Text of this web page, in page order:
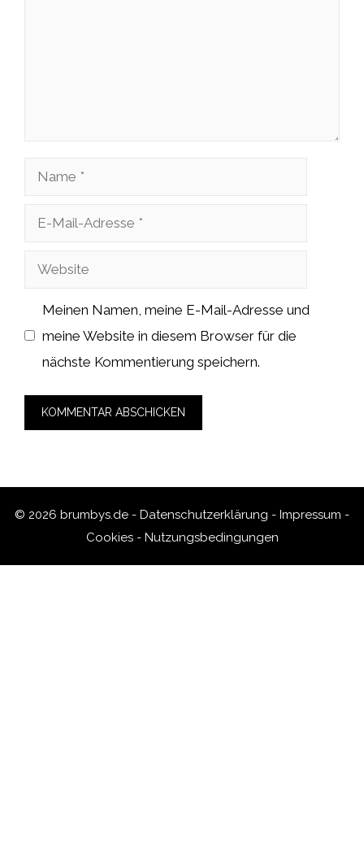
Name
Adresse
Website
Meinen Namen, meine E-Mail-Adresse und
meine Website in diesem Browser für die
nächste Kommentierung speichern.
© 2026 brumbys.de - Datenschutzerklärung - Impressum -
Cookies- Nutzungsbedingungen